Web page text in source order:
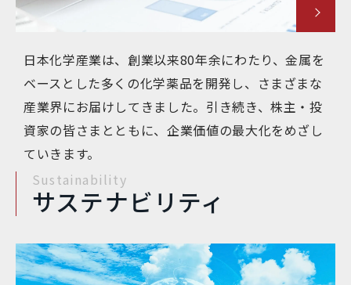
日本化学産業は、創業以来80年余にわたり、金属を
ベースとした多くの化学薬品を開発し、さまざまな
産業界にお届けしてきました。引き続き、株主・投
資家の皆さまとともに、企業価値の最大化をめざし
ていきます。
Sustainability
サステナビリティ